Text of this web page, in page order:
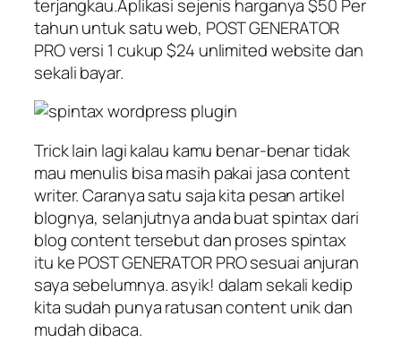
terjangkau.Aplikasi sejenis harganya $50 Per
tahun untuk satu web, POST GENERATOR
PRO versi 1 cukup $24 unlimited website dan
sekali bayar.
Trick lain lagi kalau kamu benar-benar tidak
mau menulis bisa masih pakai jasa content
writer. Caranya satu saja kita pesan artikel
blognya, selanjutnya anda buat spintax dari
blog content tersebut dan proses spintax
itu ke POST GENERATOR PRO sesuai anjuran
saya sebelumnya. asyik! dalam sekali kedip
kita sudah punya ratusan content unik dan
mudah dibaca.